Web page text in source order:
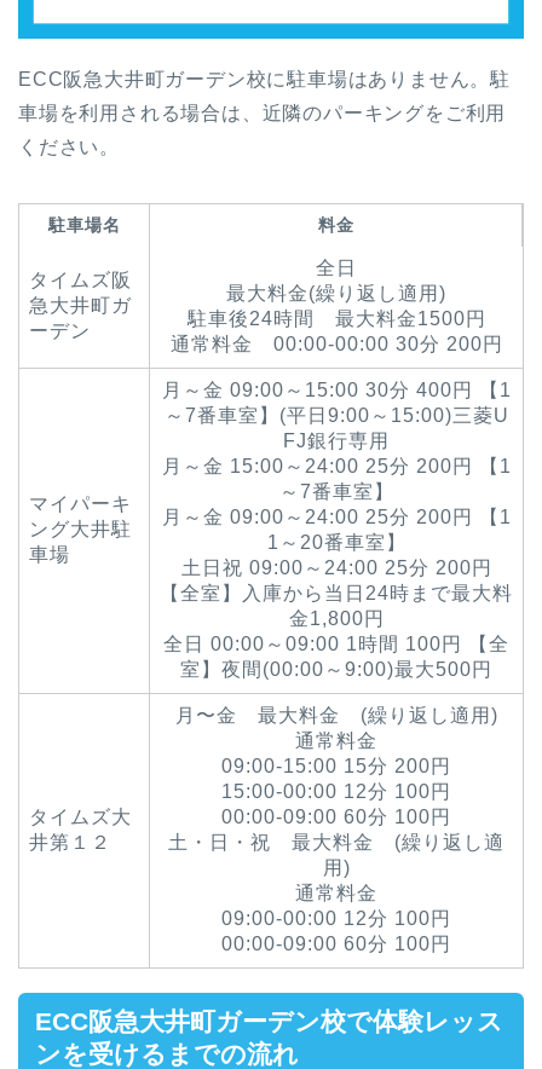
ECC阪急大井町ガーデン校に駐車場はありません。駐
車場を利用される場合は、近隣のパーキングをご利用
ください。
駐車場名 料金
タイムズ阪
急大井町ガ
ーデン
全日
最大料金(繰り返し適用)
駐車後24時間 最大料金1500円
通常料金 00:00-00:00 30分 200円
マイパーキ
ング大井駐
車場
月～金 09:00～15:00 30分 400円 【1
～7番車室】(平日9:00～15:00)三菱U
FJ銀行専用
月～金 15:00～24:00 25分 200円 【1
～7番車室】
月～金 09:00～24:00 25分 200円 【1
1～20番車室】
土日祝 09:00～24:00 25分 200円
【全室】入庫から当日24時まで最大料
金1,800円
全日 00:00～09:00 1時間 100円 【全
室】夜間(00:00～9:00)最大500円
タイムズ大
井第１２
月〜金 最大料金 (繰り返し適用)
通常料金
09:00-15:00 15分 200円
15:00-00:00 12分 100円
00:00-09:00 60分 100円
土・日・祝 最大料金 (繰り返し適
用)
通常料金
09:00-00:00 12分 100円
00:00-09:00 60分 100円
ECC阪急大井町ガーデン校で体験レッス
ンを受けるまでの流れ